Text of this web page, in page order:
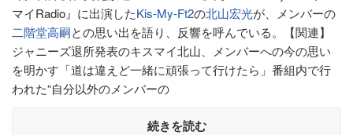
マイRadio』に出演したKis-My-Ft2の北山宏光が、メンバーの
二階堂高嗣との思い出を語り、反響を呼んでいる。【関連】
ジャニーズ退所発表のキスマイ北山、メンバーへの今の思い
を明かす「道は違えど一緒に頑張って行けたら」番組内で行
われた“自分以外のメンバーの
続きを読む